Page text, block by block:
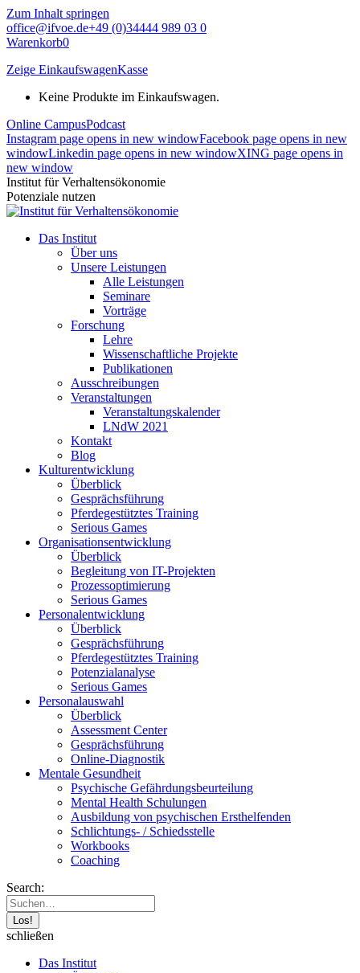
Zum Inhalt springen
office@ifvoe.de+49 (0)34444 989 03 0
Warenkorb0
Zeige EinkaufswagenKasse
Keine Produkte im Einkaufswagen.
Online CampusPodcast
Instagram page opens in new windowFacebook page opens in new
windowLinkedin page opens in new windowXING page opens in
new window
Institut für Verhaltensökonomie
Potenziale nutzen
Das Institut
Über uns
Unsere Leistungen
Alle Leistungen
Seminare
Vorträge
Forschung
Lehre
Wissenschaftliche Projekte
Publikationen
Ausschreibungen
Veranstaltungen
Veranstaltungskalender
LNdW 2021
Kontakt
Blog
Kulturentwicklung
Überblick
Gesprächsführung
Pferdegestütztes Training
Serious Games
Organisationsentwicklung
Überblick
Begleitung von IT-Projekten
Prozessoptimierung
Serious Games
Personalentwicklung
Überblick
Gesprächsführung
Pferdegestütztes Training
Potenzialanalyse
Serious Games
Personalauswahl
Überblick
Assessment Center
Gesprächsführung
Online-Diagnostik
Mentale Gesundheit
Psychische Gefährdungs­beurteilung
Mental Health Schulungen
Ausbildung von psychischen Ersthelfenden
Schlichtungs- / Schiedsstelle
Workbooks
Coaching
Search:
schließen
Das Institut